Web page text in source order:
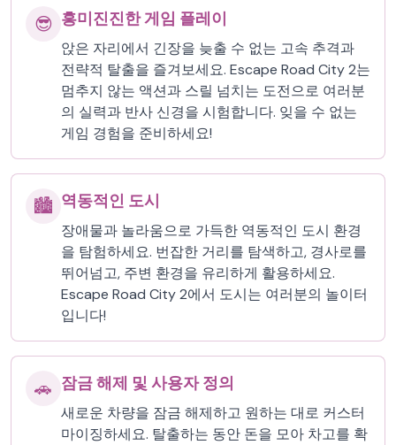
😎 흥미진진한 게임 플레이
앉은 자리에서 긴장을 늦출 수 없는 고속 추격과
전략적 탈출을 즐겨보세요. Escape Road City 2는
멈추지 않는 액션과 스릴 넘치는 도전으로 여러분
의 실력과 반사 신경을 시험합니다. 잊을 수 없는
게임 경험을 준비하세요!
🏙️ 역동적인 도시
장애물과 놀라움으로 가득한 역동적인 도시 환경
을 탐험하세요. 번잡한 거리를 탐색하고, 경사로를
뛰어넘고, 주변 환경을 유리하게 활용하세요.
Escape Road City 2에서 도시는 여러분의 놀이터
입니다!
🚗 잠금 해제 및 사용자 정의
새로운 차량을 잠금 해제하고 원하는 대로 커스터
마이징하세요. 탈출하는 동안 돈을 모아 차고를 확